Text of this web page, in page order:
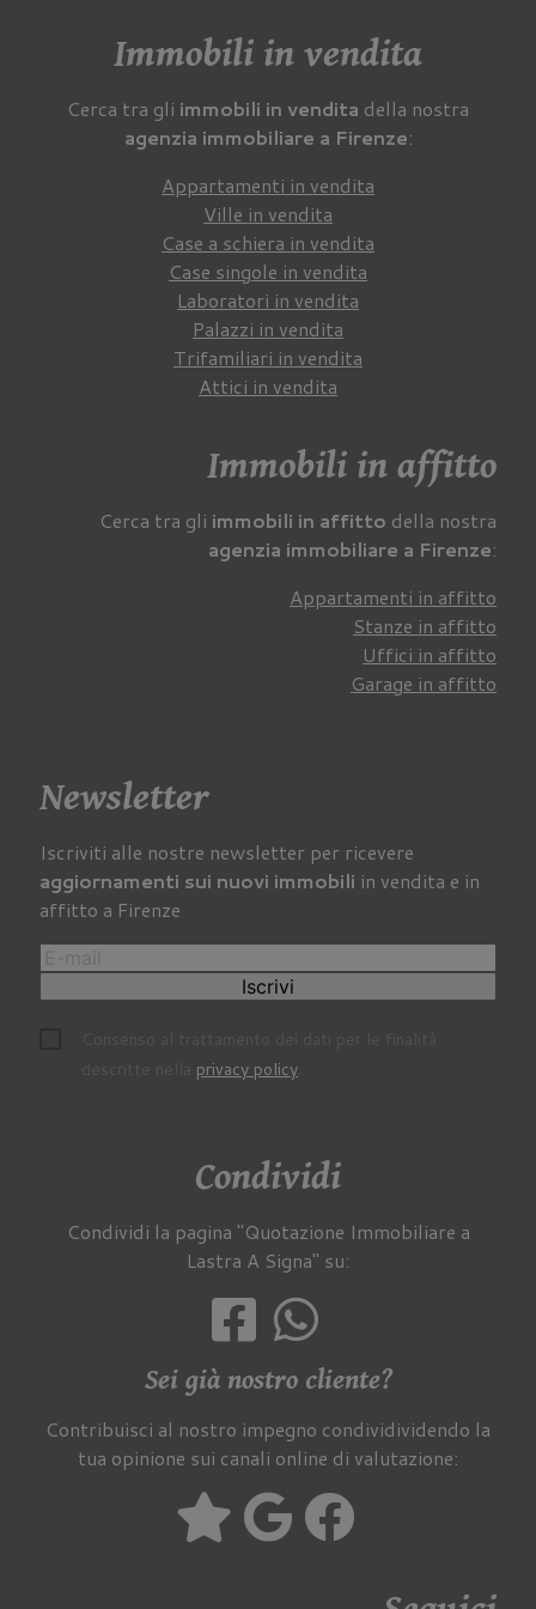
Immobili in vendita
Cerca tra gli immobili in vendita della nostra
agenzia immobiliare a Firenze:
Appartamenti in vendita
Ville in vendita
Case a schiera in vendita
Case singole in vendita
Laboratori in vendita
Palazzi in vendita
Trifamiliari in vendita
Attici in vendita
Immobili in affitto
Cerca tra gli immobili in affitto della nostra
agenzia immobiliare a Firenze:
Appartamenti in affitto
Stanze in affitto
Uffici in affitto
Garage in affitto
Newsletter
Iscriviti alle nostre newsletter per ricevere
aggiornamenti sui nuovi immobili in vendita e in
affitto a Firenze
Iscrivi
privacy policy.
Condividi
Condividi la pagina "Quotazione Immobiliare a
Lastra A Signa" su:
Sei già nostro cliente?
Contribuisci al nostro impegno condividividendo la
tua opinione sui canali online di valutazione: